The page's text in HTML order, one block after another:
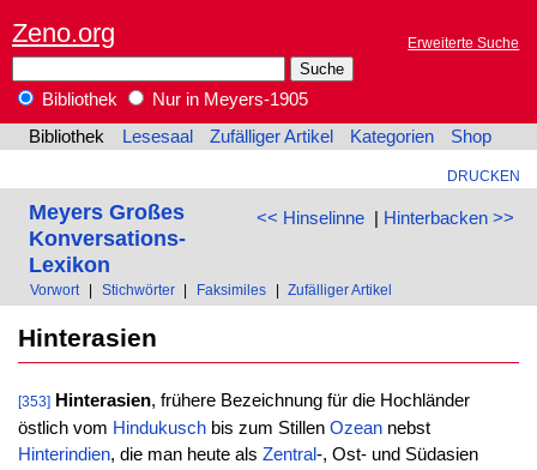
Zeno.org Erweiterte Suche
Bibliothek
Nur in Meyers-1905
Bibliothek
Lesesaal Zufälliger Artikel Kategorien Shop
DRUCKEN
<< Hinselinne| Hinterbacken >>
Meyers Großes
Konversations-
Lexikon
Vorwort Stichwörter Faksimiles Zufälliger Artikel
Hinterasien
[353] Hinterasien, frühere Bezeichnung für die Hochländer
östlich vom Hindukuschbis zum Stillen Ozeannebst
Hinterindien, die man heute als Zentral-, Ost- und Südasien